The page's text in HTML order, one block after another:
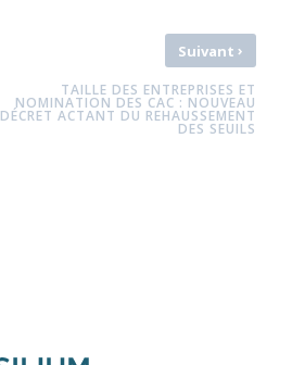
Suivant›
TAILLE DES ENTREPRISES ET
NOMINATION DES CAC : NOUVEAU
DÉCRET ACTANT DU REHAUSSEMENT
DES SEUILS